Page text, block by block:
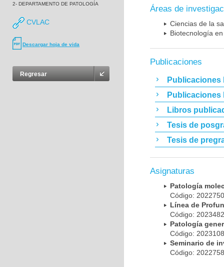
2- DEPARTAMENTO DE PATOLOGÍA
CVLAC
Descargar hoja de vida
Regresar
Áreas de
Ciencias de la
Biotecnología
Publicaciones
Publicaciones
Publicaciones
Libros
Tesis de
Tesis de
Asignaturas
Patología
Código:
Línea de
Código:
Patología
Código:
Seminario de
Código: